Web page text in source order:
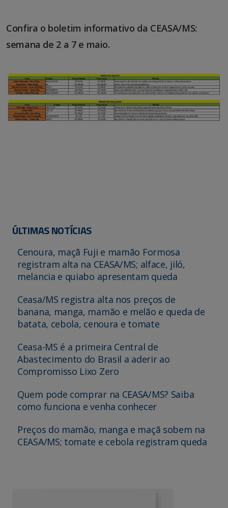
Confira o boletim informativo da CEASA/MS:
semana de 2 a 7 e maio.
ÚLTIMAS NOTÍCIAS
Cenoura, maçã Fuji e mamão Formosa
registram alta na CEASA/MS; alface, jiló,
melancia e quiabo apresentam queda
Ceasa/MS registra alta nos preços de
banana, manga, mamão e melão e queda de
batata, cebola, cenoura e tomate
Ceasa-MS é a primeira Central de
Abastecimento do Brasil a aderir ao
Compromisso Lixo Zero
Quem pode comprar na CEASA/MS? Saiba
como funciona e venha conhecer
Preços do mamão, manga e maçã sobem na
CEASA/MS; tomate e cebola registram queda